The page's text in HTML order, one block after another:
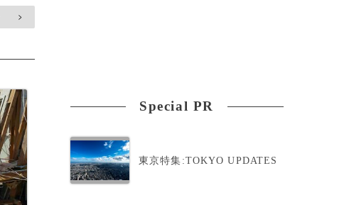
>
Special PR
東京特集:TOKYO UPDATES